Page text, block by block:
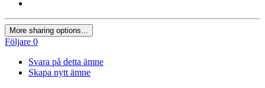
More sharing options...
Följare 0
Svara på detta ämne
Skapa nytt ämne